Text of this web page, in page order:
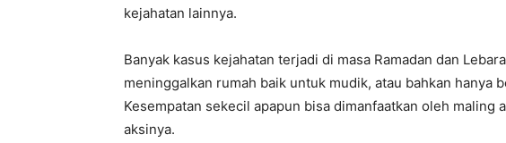
kejahatan lainnya.
Banyak kasus kejahatan terjadi di masa Ramadan dan
meninggalkan rumah baik untuk mudik, atau bahkan hanya
Kesempatan sekecil apapun bisa dimanfaatkan oleh maling
aksinya.